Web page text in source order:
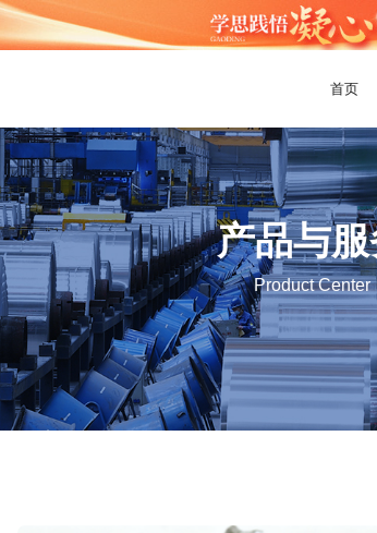
首页
产品与服
Product Center